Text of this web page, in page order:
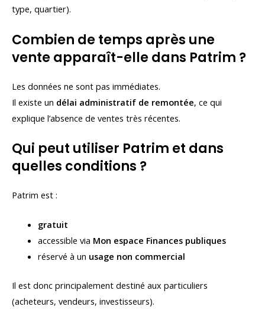
type, quartier).
Combien de temps après une
vente apparaît-elle dans Patrim ?
Les données ne sont pas immédiates.
Il existe un délai administratif de remontée, ce qui
explique l’absence de ventes très récentes.
Qui peut utiliser Patrim et dans
quelles conditions ?
Patrim est :
gratuit
accessible via Mon espace Finances publiques
réservé à un usage non commercial
Il est donc principalement destiné aux particuliers
(acheteurs, vendeurs, investisseurs).